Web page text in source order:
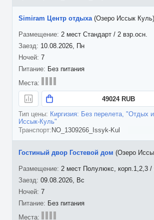
10.08.2026, Пн
7
Simiram Центр отдыха(Озеро Иссык Куль)
2 мест Стандарт / 2 взр.осн.
Без питания
49024 RUB
Киргизия: Без перелета, "Отдых
Иссык-Куль"
NO_1309266_Issyk-Kul
09.08.2026, Вс
7
Гостиный двор Гостевой дом (Озеро
2 мест Полулюкс, корп.1,2,3 /
Без питания